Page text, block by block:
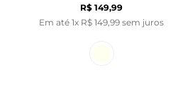
R$ 149,99
Em até1x R$ 149 ,99 sem juros